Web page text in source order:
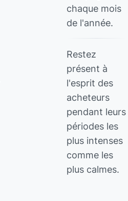
chaque mois
de l'année.
Restez
présent à
l'esprit des
acheteurs
pendant leurs
périodes les
plus intenses
comme les
plus calmes.